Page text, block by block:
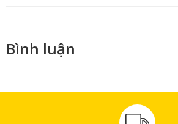
Bình luận